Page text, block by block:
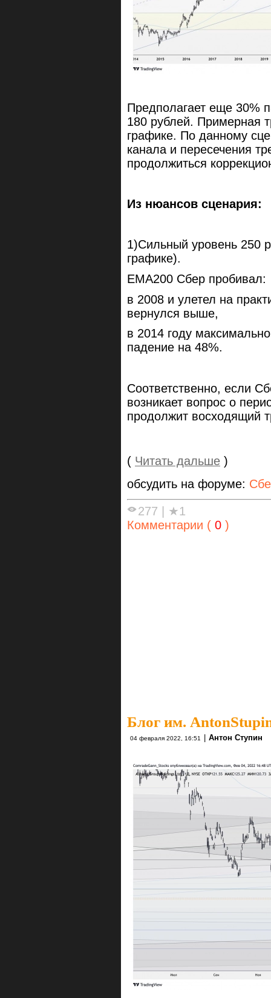
Предполагает еще 30%
180 рублей. Примерная
графике. По данному
канала и пересечения
продолжиться
Из нюансов сценария:
1)Сильный уровень 250
графике).
ЕМА200 Сбер пробивал:
в 2008 и улетел на
вернулся выше,
в 2014 году
падение на 48%.
Соответственно, если
возникает вопрос о
продолжит восходящий
( Читать дальше )
обсудить на форуме:
277
★1
Комментарии ( 0 )
Блог им.
04 февраля 2022, 16:51 Антон Ступин